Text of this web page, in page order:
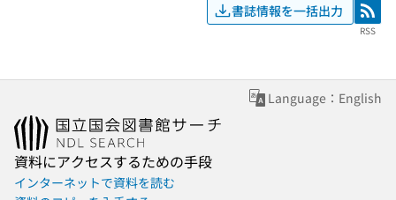
書誌情報を一括出力 RSS
RSS
Language：English
資料にアクセスするための手段
インターネットで資料を読む